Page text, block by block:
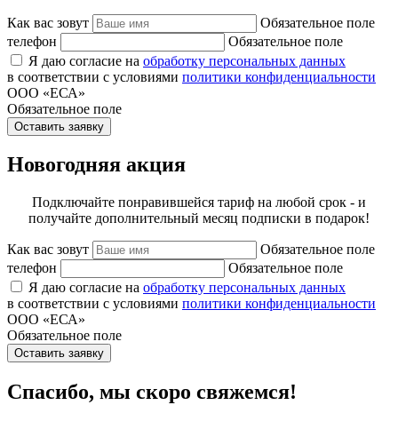
Как вас зовут
Обязательное поле
телефон
Обязательное поле
Я даю согласие на обработку персональных данных
в соответствии с условиями политики конфиденциальности
ООО «ЕСА»
Обязательное поле
Оставить заявку
Новогодняя акция
Подключайте понравившейся тариф на любой срок - и
получайте дополнительный месяц подписки в подарок!
Как вас зовут
Обязательное поле
телефон
Обязательное поле
Я даю согласие на обработку персональных данных
в соответствии с условиями политики конфиденциальности
ООО «ЕСА»
Обязательное поле
Оставить заявку
Спасибо, мы скоро свяжемся!